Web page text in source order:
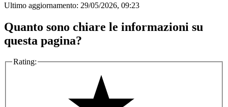
Ultimo aggiornamento: 29/05/2026, 09:23
Quanto sono chiare le informazioni su
questa pagina?
Rating: